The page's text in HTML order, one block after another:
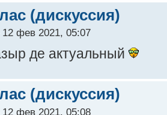
(дискуссия)
12 фев 2021, 05:07
де актуальный
(дискуссия)
12 фев 2021, 05:08